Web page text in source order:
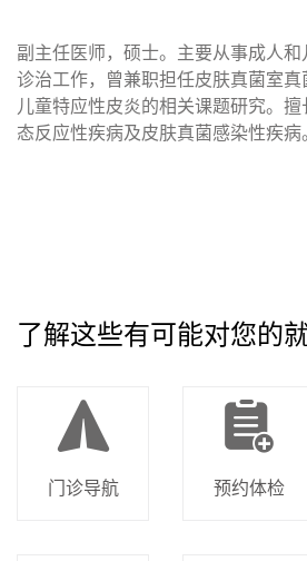
副主任医师，硕士。主要从事成人
诊治工作，曾兼职担任皮肤真菌室
儿童特应性皮炎的相关课题研究。
态反应性疾病及皮肤真菌感染性疾病。
了解这些有可能对您的
门诊导航 预约体检